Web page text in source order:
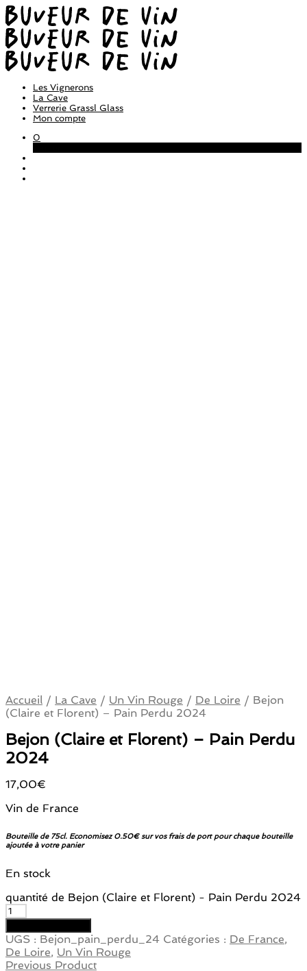
Les Vignerons
La Cave
Verrerie Grassl Glass
Mon compte
0
Accueil / La Cave / Un Vin Rouge / De Loire / Bejon
(Claire et Florent) – Pain Perdu 2024
Bejon (Claire et Florent) – Pain Perdu
2024
17,00€
Vin de France
Bouteille de 75cl. Economisez 0.50€ sur vos frais de port pour chaque bouteille
ajoutée à votre panier
En stock
quantité de Bejon (Claire et Florent) - Pain Perdu 2024
UGS : Bejon_pain_perdu_24 Catégories : De France,
De Loire, Un Vin Rouge
Previous Product